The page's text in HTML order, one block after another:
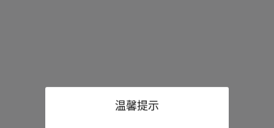
温馨提示